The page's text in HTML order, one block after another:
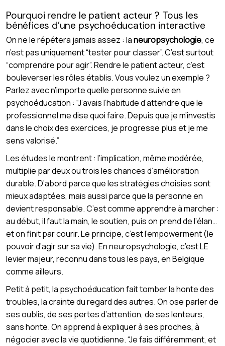
Pourquoi rendre le patient acteur ? Tous les
bénéfices d’une psychoéducation interactive
On ne le répétera jamais assez : laneuropsychologie, ce
n’est pas uniquement “tester pour classer”. C’est surtout
“comprendre pour agir”. Rendre le patient acteur, c’est
bouleverser les rôles établis. Vous voulez un exemple ?
Parlez avec n’importe quelle personne suivie en
psychoéducation : “J’avais l’habitude d’attendre que le
professionnel me dise quoi faire. Depuis que je m’investis
dans le choix des exercices, je progresse plus et je me
sens valorisé.”
Les études le montrent : l’implication, même modérée,
multiplie par deux ou trois les chances d’amélioration
durable. D’abord parce que les stratégies choisies sont
mieux adaptées, mais aussi parce que la personne en
devient responsable. C’est comme apprendre à marcher :
au début, il faut la main, le soutien, puis on prend de l’élan…
et on finit par courir. Le principe, c’est l’empowerment (le
pouvoir d’agir sur sa vie). En neuropsychologie, c’est LE
levier majeur, reconnu dans tous les pays, en Belgique
comme ailleurs.
Petit à petit, la psychoéducation fait tomber la honte des
troubles, la crainte du regard des autres. On ose parler de
ses oublis, de ses pertes d’attention, de ses lenteurs,
sans honte. On apprend à expliquer à ses proches, à
négocier avec la vie quotidienne. “Je fais différemment, et